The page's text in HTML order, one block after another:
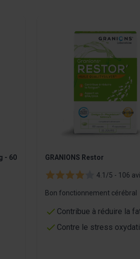
- 60
GRANIONS Restor
4.1/5 - 106
Bon fonctionnement cérébral
Contribue à réduire la
Contre le stress